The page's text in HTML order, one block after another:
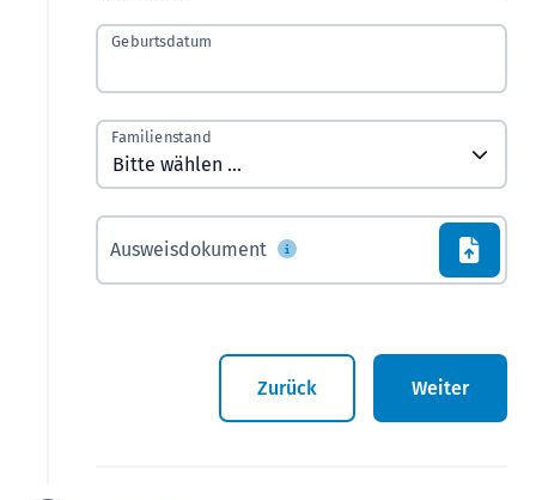
Geburtsdatum
Familienstand
Ausweisdokument
Zurück Weiter